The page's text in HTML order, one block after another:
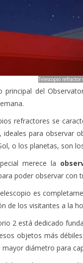
Telescopio
principal del
refractores se
para observar
o los planetas, son
merece la
poder observar con
es
de los visitantes a la
2 está dedicado
objetos más
mayor diámetro para